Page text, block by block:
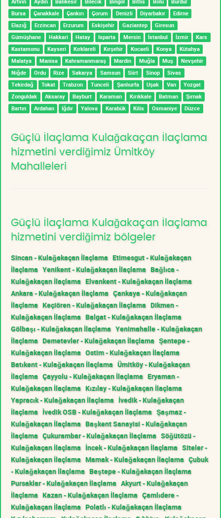
Bursa
Çanakkale Çankırı Çorum Denizli Diyarbakır
Edirne
Elazığ
Erzincan Erzurum Eskişehir Gaziantep
Giresun
Gümüşhane
Hakkari Hatay Isparta Mersin İstanbul İzmir
Kars
Kastamonu
Kayseri Kırklareli Kırşehir Kocaeli Konya
Kütahya
Malatya
Manisa Kahramanmaraş Mardin Muğla Muş
Nevşehir
Niğde
Ordu Rize Sakarya Samsun Siirt Sinop
Sivas
Tekirdağ
Tokat Trabzon Tunceli Şanlıurfa Uşak Van
Yozgat
Zonguldak
Aksaray Bayburt Karaman Kırıkkale Batman
Şırnak
Bartın
Ardahan Iğdır Yalova Karabük Kilis Osmaniye Düzce
Güçlü İlaçlama Kulağakaçan İlaçlama
hizmetini verdiğimiz Ümitköy
Mahalleleri
Güçlü İlaçlama Kulağakaçan İlaçlama
hizmetini verdiğimiz bölgeler
Sincan - Kulağakaçan İlaçlama Etimesgut - Kulağakaçan
İlaçlama Yenikent - Kulağakaçan İlaçlama Bağlıca -
Kulağakaçan İlaçlama Elvankent - Kulağakaçan İlaçlama
Ankara - Kulağakaçan İlaçlama Çankaya - Kulağakaçan
İlaçlama Keçiören - Kulağakaçan İlaçlama Dikmen -
Kulağakaçan İlaçlama Balgat - Kulağakaçan İlaçlama
Gölbaşı - Kulağakaçan İlaçlama Yenimahalle - Kulağakaçan
İlaçlama Demetevler - Kulağakaçan İlaçlama Şentepe -
Kulağakaçan İlaçlama Ostim - Kulağakaçan İlaçlama
Batıkent - Kulağakaçan İlaçlama Ümitköy - Kulağakaçan
İlaçlama Çayyolu - Kulağakaçan İlaçlama Eryaman -
Kulağakaçan İlaçlama Kızılay - Kulağakaçan İlaçlama
Yapracık - Kulağakaçan İlaçlama İvedik - Kulağakaçan
İlaçlama İvedik OSB - Kulağakaçan İlaçlama Şaşmaz -
Kulağakaçan İlaçlama Başkent Sanayisi - Kulağakaçan
İlaçlama Çukurambar - Kulağakaçan İlaçlama Söğütözü -
Kulağakaçan İlaçlama İncek - Kulağakaçan İlaçlama Siteler -
Kulağakaçan İlaçlama Mamak - Kulağakaçan İlaçlama Çubuk
- Kulağakaçan İlaçlama Beştepe - Kulağakaçan İlaçlama
Pursaklar - Kulağakaçan İlaçlama Akyurt - Kulağakaçan
İlaçlama Kazan - Kulağakaçan İlaçlama Çamlıdere -
Kulağakaçan İlaçlama Polatlı - Kulağakaçan İlaçlama